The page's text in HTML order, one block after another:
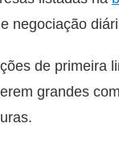
negociação
de primeira
grandes